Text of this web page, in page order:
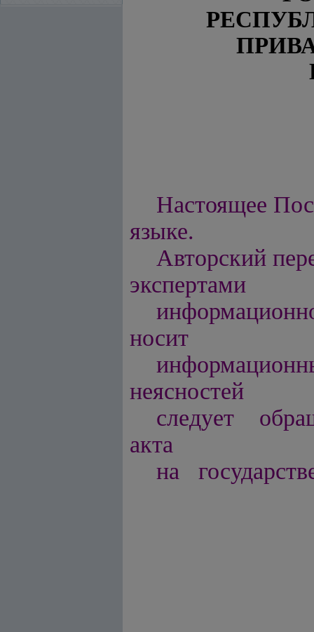
Настоящее
языке.
Авторский
экспертами
носит
неясностей
следует
акта
на